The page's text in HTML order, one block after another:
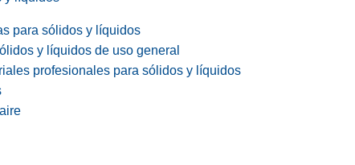
para sólidos y líquidos
y líquidos de uso general
profesionales para sólidos y líquidos